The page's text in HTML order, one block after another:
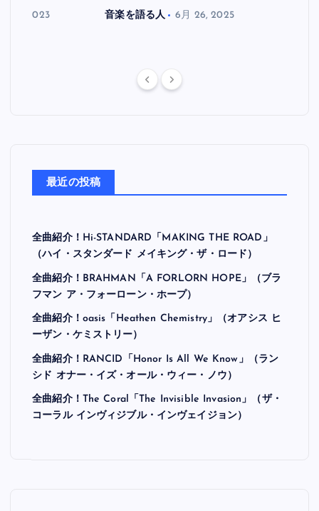
30, 2023 音楽を語る人 6月 26, 2025
最近の投稿
全曲紹介！Hi-STANDARD「MAKING THE ROAD」
（ハイ・スタンダード メイキング・ザ・ロード）
全曲紹介！BRAHMAN「A FORLORN HOPE」（ブラ
フマン ア・フォーローン・ホープ）
全曲紹介！oasis「Heathen Chemistry」（オアシス ヒ
ーザン・ケミストリー）
全曲紹介！RANCID「Honor Is All We Know」（ラン
シド オナー・イズ・オール・ウィー・ノウ）
全曲紹介！The Coral「The Invisible Invasion」（ザ・
コーラル インヴィジブル・インヴェイジョン）